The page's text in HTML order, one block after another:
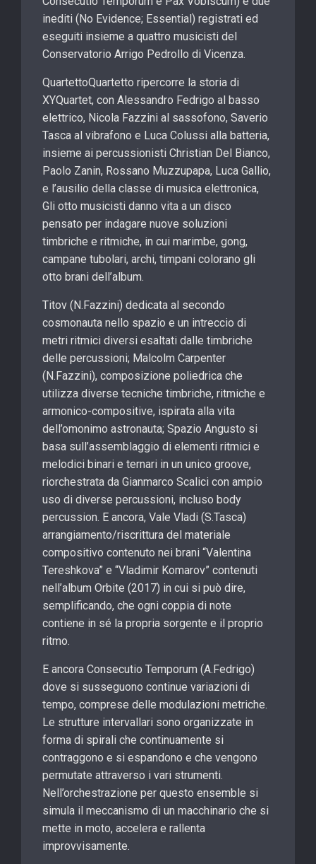
inediti (No Evidence; Essential) registrati ed
eseguiti insieme a quattro musicisti del
Conservatorio Arrigo Pedrollo di Vicenza.
QuartettoQuartetto ripercorre la storia di
XYQuartet, con Alessandro Fedrigo al basso
elettrico, Nicola Fazzini al sassofono, Saverio
Tasca al vibrafono e Luca Colussi alla batteria,
insieme ai percussionisti Christian Del Bianco,
Paolo Zanin, Rossano Muzzupapa, Luca Gallio,
e l’ausilio della classe di musica elettronica,
Gli otto musicisti danno vita a un disco
pensato per indagare nuove soluzioni
timbriche e ritmiche, in cui marimbe, gong,
campane tubolari, archi, timpani colorano gli
otto brani dell’album.
Titov (N.Fazzini) dedicata al secondo
cosmonauta nello spazio e un intreccio di
metri ritmici diversi esaltati dalle timbriche
delle percussioni; Malcolm Carpenter
(N.Fazzini), composizione poliedrica che
utilizza diverse tecniche timbriche, ritmiche e
armonico-compositive, ispirata alla vita
dell’omonimo astronauta; Spazio Angusto si
basa sull’assemblaggio di elementi ritmici e
melodici binari e ternari in un unico groove,
riorchestrata da Gianmarco Scalici con ampio
uso di diverse percussioni, incluso body
percussion. E ancora, Vale Vladi (S.Tasca)
arrangiamento/riscrittura del materiale
compositivo contenuto nei brani “Valentina
Tereshkova” e “Vladimir Komarov” contenuti
nell’album Orbite (2017) in cui si può dire,
semplificando, che ogni coppia di note
contiene in sé la propria sorgente e il proprio
ritmo.
E ancora Consecutio Temporum (A.Fedrigo)
dove si susseguono continue variazioni di
tempo, comprese delle modulazioni metriche.
Le strutture intervallari sono organizzate in
forma di spirali che continuamente si
contraggono e si espandono e che vengono
permutate attraverso i vari strumenti.
Nell’orchestrazione per questo ensemble si
simula il meccanismo di un macchinario che si
mette in moto, accelera e rallenta
improvvisamente.